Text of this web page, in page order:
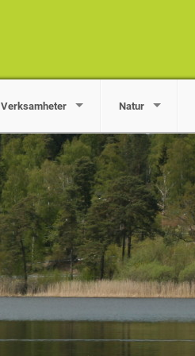
Verksamheter Natur